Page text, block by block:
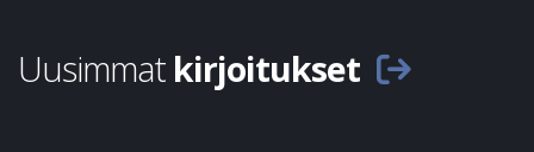
Uusimmat kirjoitukset